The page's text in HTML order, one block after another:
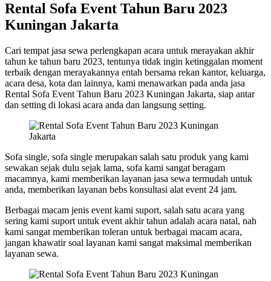
Rental Sofa Event Tahun Baru 2023
Kuningan Jakarta
Cari tempat jasa sewa perlengkapan acara untuk merayakan akhir
tahun ke tahun baru 2023, tentunya tidak ingin ketinggalan moment
terbaik dengan merayakannya entah bersama rekan kantor, keluarga,
acara desa, kota dan lainnya, kami menawarkan pada anda jasa
Rental Sofa Event Tahun Baru 2023 Kuningan Jakarta, siap antar
dan setting di lokasi acara anda dan langsung setting.
Sofa single, sofa single merupakan salah satu produk yang kami
sewakan sejak dulu sejak lama, sofa kami sangat beragam
macamnya, kami memberikan layanan jasa sewa termudah untuk
anda, memberikan layanan bebs konsultasi alat event 24 jam.
Berbagai macam jenis event kami suport, salah satu acara yang
sering kami suport untuk event akhir tahun adalah acara natal, nah
kami sangat memberikan toleran untuk berbagai macam acara,
jangan khawatir soal layanan kami sangat maksimal memberikan
layanan sewa.